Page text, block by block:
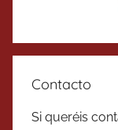
Contacto
Si queréis